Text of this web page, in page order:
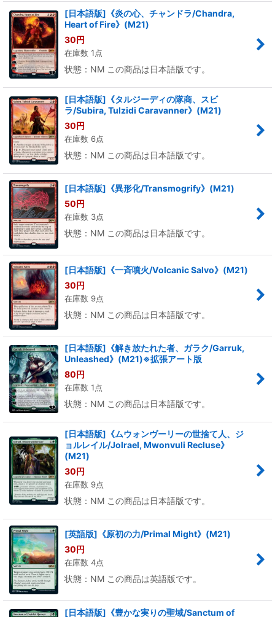
[日本語版]《炎の心、チャンドラ/Chandra,
Heart of Fire》(M21)
30円
在庫数 1点
状態：NM この商品は日本語版です。
[日本語版]《タルジーディの隊商、スビ
ラ/Subira, Tulzidi Caravanner》(M21)
30円
在庫数 6点
状態：NM この商品は日本語版です。
[日本語版]《異形化/Transmogrify》(M21)
50円
在庫数 3点
状態：NM この商品は日本語版です。
[日本語版]《一斉噴火/Volcanic Salvo》(M21)
30円
在庫数 9点
状態：NM この商品は日本語版です。
[日本語版]《解き放たれた者、ガラク/Garruk,
Unleashed》(M21)※拡張アート版
80円
在庫数 1点
状態：NM この商品は日本語版です。
[日本語版]《ムウォンヴーリーの世捨て人、ジ
ョルレイル/Jolrael, Mwonvuli Recluse》
(M21)
30円
在庫数 9点
状態：NM この商品は日本語版です。
[英語版]《原初の力/Primal Might》(M21)
30円
在庫数 4点
状態：NM この商品は英語版です。
[日本語版]《豊かな実りの聖域/Sanctum of